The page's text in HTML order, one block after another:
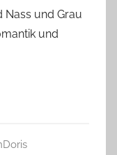
Nass und Grau
und